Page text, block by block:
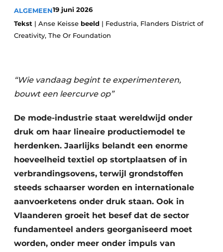
Privacy / Cookie statement
Vacature aanmelden
ALGEMEEN19 juni 2026
Tekst | Anse Keisse beeld | Fedustria, Flanders District of
Creativity, The Or Foundation
“Wie vandaag begint te experimenteren,
bouwt een leercurve op”
De mode-industrie staat wereldwijd onder
druk om haar lineaire productiemodel te
herdenken. Jaarlijks belandt een enorme
hoeveelheid textiel op stortplaatsen of in
verbrandingsovens, terwijl grondstoffen
steeds schaarser worden en internationale
aanvoerketens onder druk staan. Ook in
Vlaanderen groeit het besef dat de sector
fundamenteel anders georganiseerd moet
worden, onder meer onder impuls van